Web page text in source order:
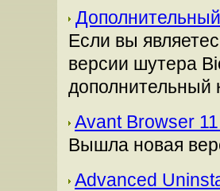
Если вы
версии шутера
дополнительный
Avant Browser
Вышла новая
Advanced